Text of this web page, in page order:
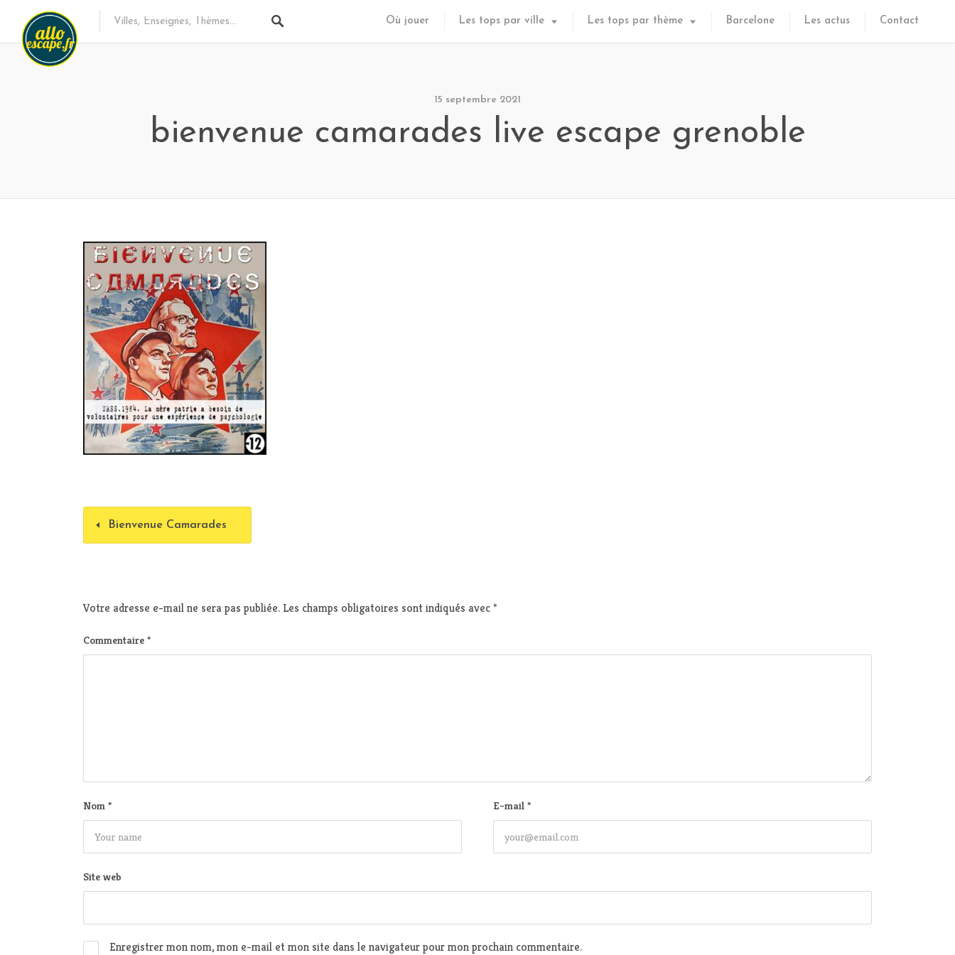
Où jouer Les tops par ville Les tops par thème Barcelone Les actus Contact
15 septembre 2021
bienvenue camarades live escape grenoble
Bienvenue Camarades
Votre adresse e-mail ne sera pas publiée. Les champs obligatoires sont indiqués avec*
Commentaire *
Nom * E-mail*
Site web
Enregistrer mon nom, mon e-mail et mon site dans le navigateur pour mon prochain commentaire.